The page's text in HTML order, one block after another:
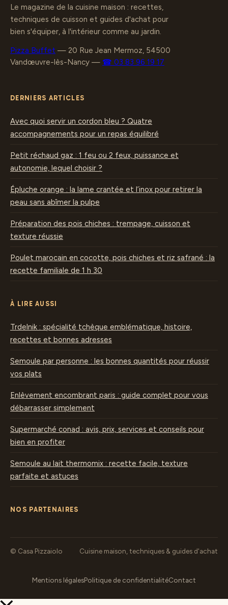
Le magazine de la cuisine maison : recettes,
techniques de cuisson et guides d'achat pour
bien s'équiper, à l'intérieur comme au jardin.
Pizza Buffet — 20 Rue Jean Mermoz, 54500
Vandœuvre-lès-Nancy — ☎ 03 83 96 19 17
DERNIERS ARTICLES
Avec quoi servir un cordon bleu ? Quatre
accompagnements pour un repas équilibré
Petit réchaud gaz : 1 feu ou 2 feux, puissance et
autonomie, lequel choisir ?
Épluche orange : la lame crantée et l’inox pour retirer la
peau sans abîmer la pulpe
Préparation des pois chiches : trempage, cuisson et
texture réussie
Poulet marocain en cocotte, pois chiches et riz safrané : la
recette familiale de 1 h 30
À LIRE AUSSI
Trdelnik : spécialité tchèque emblématique, histoire,
recettes et bonnes adresses
Semoule par personne : les bonnes quantités pour réussir
vos plats
Enlèvement encombrant paris : guide complet pour vous
débarrasser simplement
Supermarché conad : avis, prix, services et conseils pour
bien en profiter
Semoule au lait thermomix : recette facile, texture
parfaite et astuces
NOS PARTENAIRES
© Casa Pizzaiolo Cuisine maison, techniques & guides d'achat
Mentions légalesPolitique de confidentialitéContact